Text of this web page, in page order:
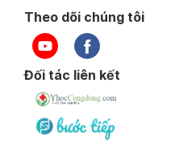
Theo dõi chúng tôi
Đối tác liên kết